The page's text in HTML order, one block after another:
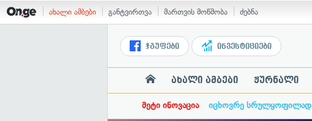
ახალი ამბები განტვირთვა მართვის მოწმობა ძებნა
ჯგუფები ინვესტიციები
ახალი ამბები ჟურნალი
მეტი ინოვაცია იცხოვრე სრულყოფილად